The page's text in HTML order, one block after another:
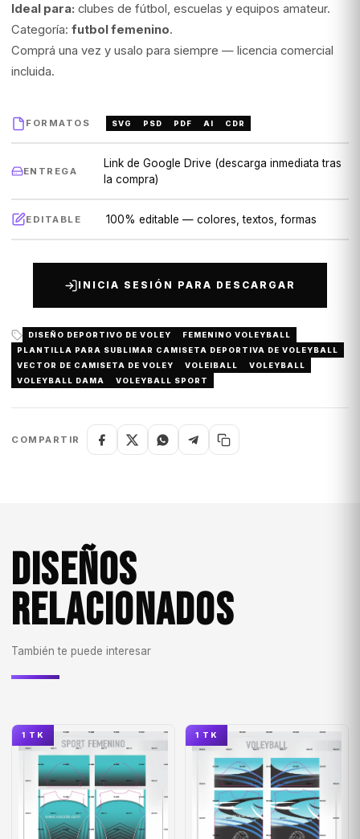
Ideal para: clubes de fútbol, escuelas y equipos amateur.
Categoría: futbol femenino.
Comprá una vez y usalo para siempre — licencia comercial
incluida.
FORMATOS SVG PSD PDF AI CDR
ENTREGA
Link de Google Drive (descarga inmediata tras
la compra)
EDITABLE 100% editable — colores, textos, formas
INICIA SESIÓN PARA DESCARGAR
DISEÑO DEPORTIVO DE VOLEY
FEMENINO VOLEYBALL
PLANTILLA PARA SUBLIMAR CAMISETA DEPORTIVA DE VOLEYBALL
VECTOR DE CAMISETA DE VOLEY
VOLEIBALL
VOLEYBALL
VOLEYBALL DAMA
VOLEYBALL SPORT
COMPARTIR
DISEÑOS
RELACIONADOS
También te puede interesar
1 TK 1 TK